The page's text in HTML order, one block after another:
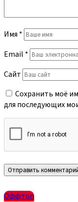
Имя *
Email *
Сайт
Сохранить моё
для последующих
Оффтоп